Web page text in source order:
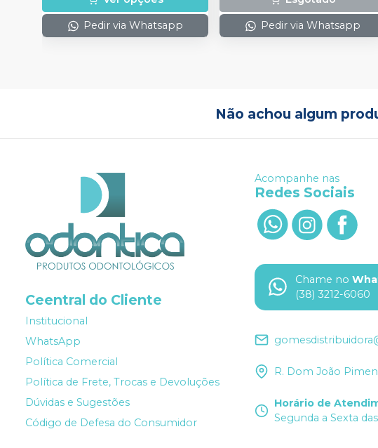
Pedir via Whatsapp Pedir via Whatsapp
Não achou algum
Ceentral do Cliente
Institucional
WhatsApp
Política Comercial
Política de Frete, Trocas e Devoluções
Dúvidas e Sugestões
Código de Defesa do Consumidor
Acompanhe nas
Redes Sociais
Chame no
(38) 3212-6060
R. Dom João
Horário de
Segunda a Sexta